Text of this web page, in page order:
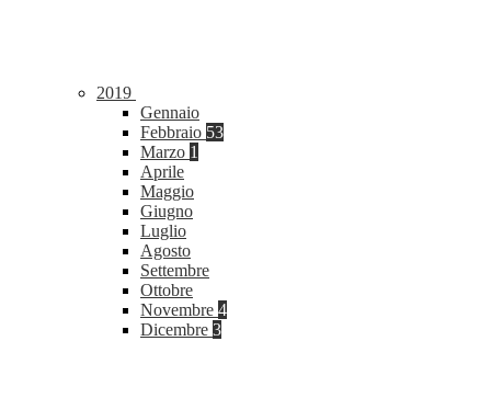
2019
Gennaio
Febbraio 53
Marzo 1
Aprile
Maggio
Giugno
Luglio
Agosto
Settembre
Ottobre
Novembre 4
Dicembre 3